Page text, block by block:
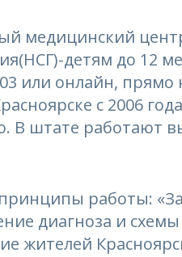
медицинский
детям до 12
или онлайн, прямо
с 2006
В штате работают
работы:
диагноза и
жителей